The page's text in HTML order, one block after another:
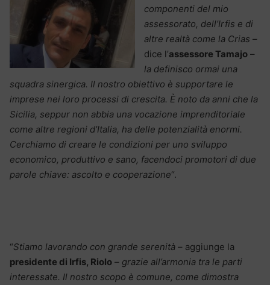
componenti del mio
assessorato, dell’Irfis e di
altre realtà come la Crias –
dice l’assessore Tamajo –
la definisco ormai una
squadra sinergica. Il nostro obiettivo è supportare le
imprese nei loro processi di crescita. È noto da anni che la
Sicilia, seppur non abbia una vocazione imprenditoriale
come altre regioni d’Italia, ha delle potenzialità enormi.
Cerchiamo di creare le condizioni per uno sviluppo
economico, produttivo e sano, facendoci promotori di due
parole chiave: ascolto e cooperazione“.
“Stiamo lavorando con grande serenità – aggiunge la
presidente di Irfis, Riolo – grazie all’armonia tra le parti
interessate. Il nostro scopo è comune, come dimostra